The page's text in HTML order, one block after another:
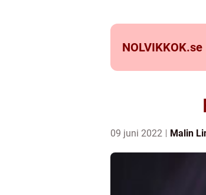
NOLVIKKOK.se
09 juni 2022 Malin